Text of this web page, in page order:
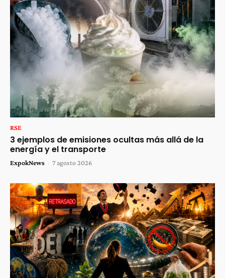
RSE
3 ejemplos de emisiones ocultas más allá de la
energía y el transporte
ExpokNews - 7 agosto 2026